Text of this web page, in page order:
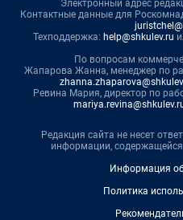
Электронный адрес
Контактные данные для
Техподдержка: help@shkulev.ru
По вопросам
Жапарова Жанна, менеджер по
Ревина Мария, директор по
Редакция сайта не несет
информации,
Информация
Политика